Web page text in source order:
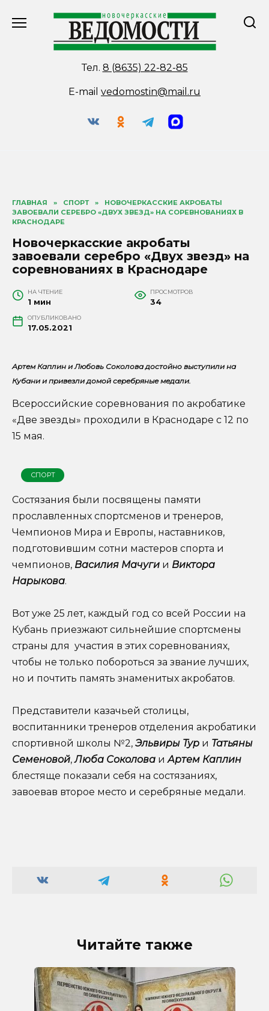
Тел. 8 (8635) 22-82-85
E-mail vedomostin@mail.ru
ГЛАВНАЯ » СПОРТ »
НОВОЧЕРКАССКИЕ АКРОБАТЫ
ЗАВОЕВАЛИ СЕРЕБРО «ДВУХ ЗВЕЗД» НА СОРЕВНОВАНИЯХ В
КРАСНОДАРЕ
Новочеркасские акробаты
завоевали серебро «Двух звезд» на
соревнованиях в Краснодаре
НА ЧТЕНИЕ
1 мин
ПРОСМОТРОВ
34
ОПУБЛИКОВАНО
17.05.2021
Артем Каплин и Любовь Соколова достойно выступили на
Кубани и привезли домой серебряные медали.
Всероссийские соревнования по акробатике
«Две звезды» проходили в Краснодаре с 12 по
15 мая.
СПОРТ
Состязания были посвящены памяти
прославленных спортсменов и тренеров,
Чемпионов Мира и Европы, наставников,
подготовившим сотни мастеров спорта и
чемпионов, Василия Мачуги и Виктора
Нарыкова.
Вот уже 25 лет, каждый год со всей России на
Кубань приезжают сильнейшие спортсмены
страны для участия в этих соревнованиях,
чтобы не только побороться за звание лучших,
но и почтить память знаменитых акробатов.
Представители казачьей столицы,
воспитанники тренеров отделения акробатики
спортивной школы №2, Эльвиры Тур и Татьяны
Семеновой,Люба Соколова иАртем Каплин
блестяще показали себя на состязаниях,
завоевав второе место и серебряные медали.
Читайте также